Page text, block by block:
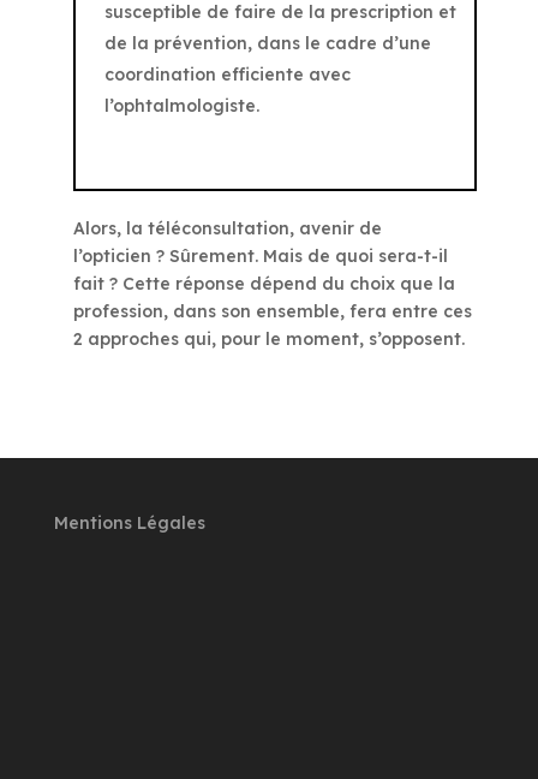
susceptible de faire de la prescription et
de la prévention, dans le cadre d’une
coordination efficiente avec
l’ophtalmologiste.
Alors, la téléconsultation, avenir de
l’opticien ? Sûrement. Mais de quoi sera-t-il
fait ? Cette réponse dépend du choix que la
profession, dans son ensemble, fera entre ces
2 approches qui, pour le moment, s’opposent.
Mentions Légales